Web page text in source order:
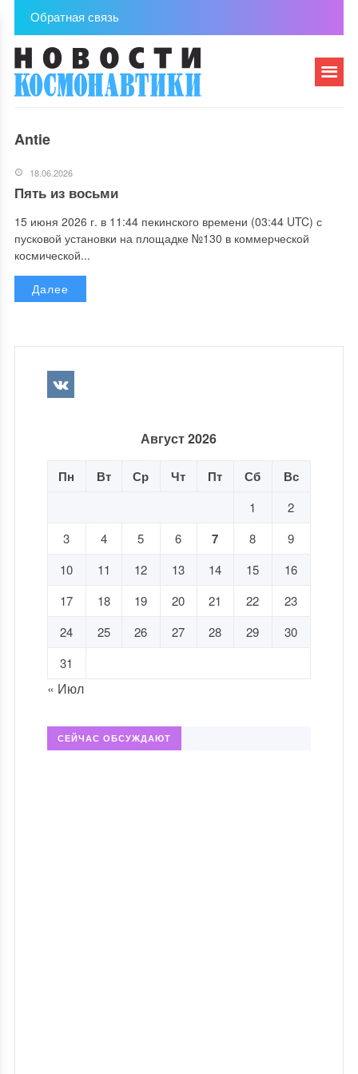
Обратная связь
Antie
18.06.2026
Пять из восьми
15 июня 2026 г. в 11:44 пекинского времени (03:44 UTC) с
пусковой установки на площадке №130 в коммерческой
космической...
Далее
Август 2026
Пн Вт Ср Чт Пт Сб Вс
1
2
3
4 5 6 7 8
9
10
11 12 13 14 15
16
17
18 19 20 21 22
23
24
25 26 27 28 29
30
31
« Июл
СЕЙЧАС ОБСУЖДАЮТ